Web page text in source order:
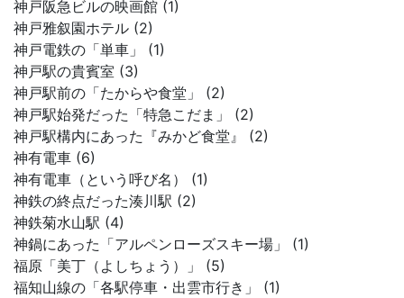
神戸阪急ビルの映画館 (1)
神戸雅叙園ホテル (2)
神戸電鉄の「単車」 (1)
神戸駅の貴賓室 (3)
神戸駅前の「たからや食堂」 (2)
神戸駅始発だった「特急こだま」 (2)
神戸駅構内にあった『みかど食堂』 (2)
神有電車 (6)
神有電車（という呼び名） (1)
神鉄の終点だった湊川駅 (2)
神鉄菊水山駅 (4)
神鍋にあった「アルペンローズスキー場」 (1)
福原「美丁（よしちょう）」 (5)
福知山線の「各駅停車・出雲市行き」 (1)